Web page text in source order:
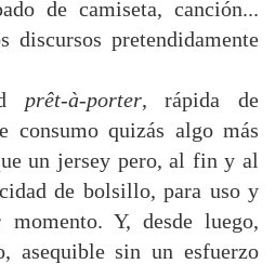
de camiseta, canción...
discursos pretendidamente
prêt-à-porter, rápida de
consumo quizás algo más
un jersey pero, al fin y al
de bolsillo, para uso y
Y, desde luego,
asequible sin un esfuerzo